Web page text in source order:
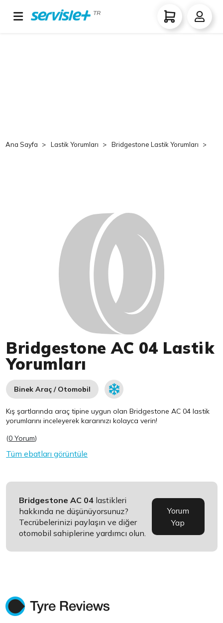
TR
Ana Sayfa Lastik Yorumları Bridgestone Lastik Yorumları
Bridgestone AC 04 Lastik
Yorumları
Binek Araç / Otomobil
Kış şartlarında araç tipine uygun olanBridgestone AC 04 lastik
yorumlarını inceleyerek kararınızı kolayca verin!
(0 Yorum)
Tüm ebatları görüntüle
Bridgestone AC 04 lastikleri
hakkında ne düşünüyorsunuz?
Tecrübelerinizi paylaşın ve diğer
otomobil sahiplerine yardımcı olun.
Yorum
Yap